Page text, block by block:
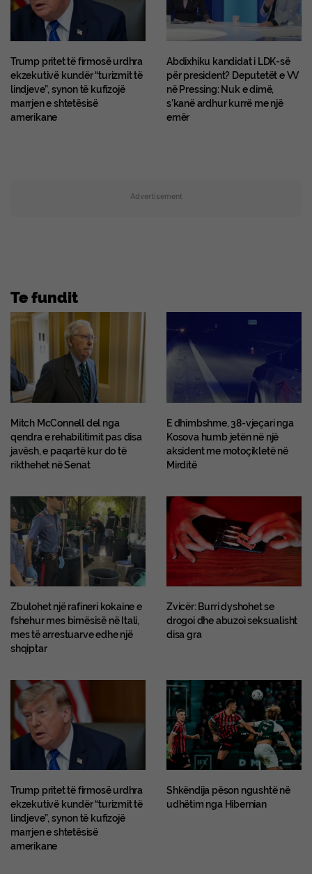
Trump pritet të firmosë urdhra
ekzekutivë kundër “turizmit të
lindjeve”, synon të kufizojë
marrjen e shtetësisë
amerikane
Abdixhiku kandidat i LDK-së
për president? Deputetët e VV
në Pressing: Nuk e dimë,
s’kanë ardhur kurrë me një
emër
Advertisement
Te fundit
Mitch McConnell del nga
qendra e rehabilitimit pas disa
javësh, e paqartë kur do të
rikthehet në Senat
E dhimbshme, 38-vjeçari nga
Kosova humb jetën në një
aksident me motoçikletë në
Mirditë
Zbulohet një rafineri kokaine e
fshehur mes bimësisë në Itali,
mes të arrestuarve edhe një
shqiptar
Zvicër: Burri dyshohet se
drogoi dhe abuzoi seksualisht
disa gra
Trump pritet të firmosë urdhra
ekzekutivë kundër “turizmit të
lindjeve”, synon të kufizojë
marrjen e shtetësisë
amerikane
Shkëndija pëson ngushtë në
udhëtim nga Hibernian